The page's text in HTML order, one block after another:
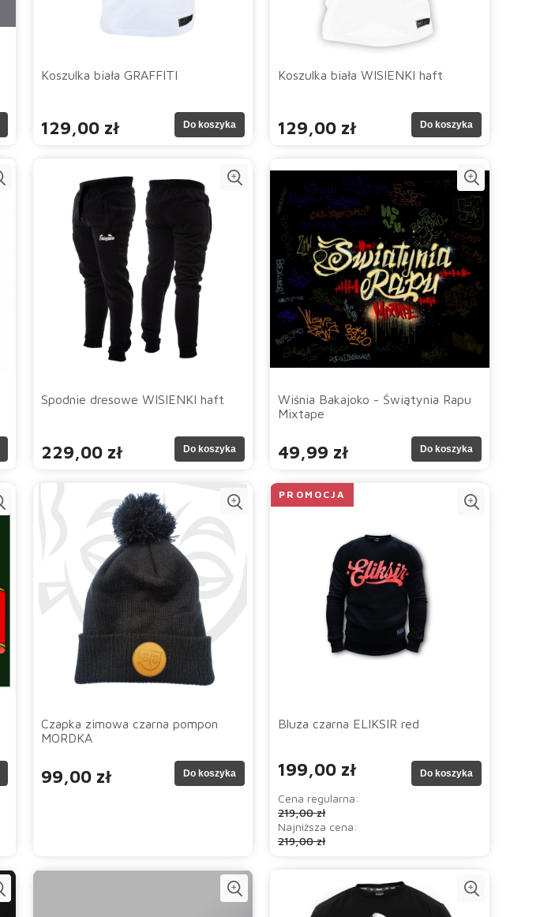
Koszulka biała GRAFFITI
129,00 zł Do koszyka
Koszulka biała WISIENKI haft
129,00 zł Do koszyka
Spodnie dresowe WISIENKI haft
229,00 zł Do koszyka
Wiśnia Bakajoko - Świątynia Rapu
Mixtape
49,99 zł Do koszyka
Czapka zimowa czarna pompon
MORDKA
99,00 zł Do koszyka
Bluza czarna ELIKSIR red
199,00 zł
Cena regularna:
219,00 zł
Najniższa cena:
219,00 zł
Do koszyka
PROMOCJA